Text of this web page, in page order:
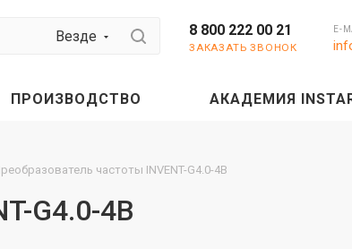
Везде 8 800 222 00 21
ЗАКАЗАТЬ ЗВОНОК
E-
ПРОИЗВОДСТВО АКАДЕМИЯ
частоты INVENT-G4.0-4B
G4.0-4B